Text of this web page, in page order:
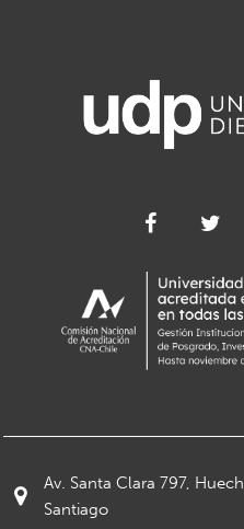
Av. Santa Clara 797,
Santiago